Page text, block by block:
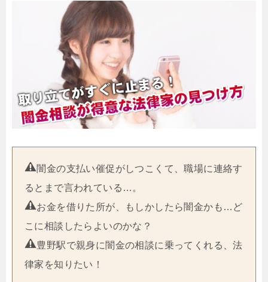
闇金の支払い催促がしつこくて、職場に連絡す
るとまで言われている…。
お金を借りた所が、もしかしたら闇金かも…ど
こに相談したらよいのかな？
豊野駅で親身に闇金の相談に乗ってくれる、法
律家を知りたい！